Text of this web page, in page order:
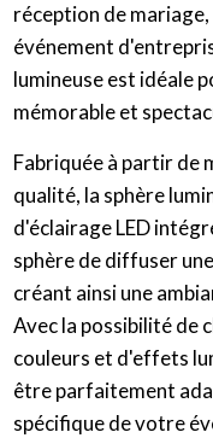
réception de
événement
lumineuse est idéale
mémorable et
Fabriquée à partir de
qualité, la sphère
d'éclairage LED
sphère de diffuser
créant ainsi une
Avec la possibilité de
couleurs et d'effets
être parfaitement
spécifique de votre